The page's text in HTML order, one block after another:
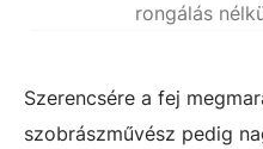
rongálás
Szerencsére a fej
szobrászművész pedig